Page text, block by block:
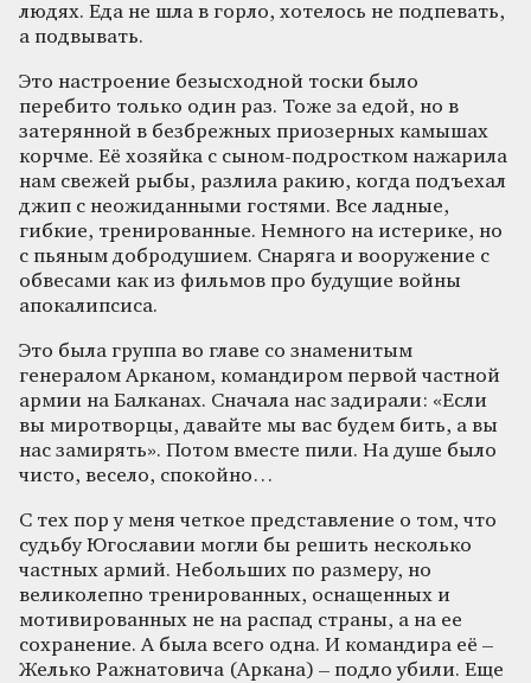
людях. Еда не шла в горло, хотелось не подпевать,
а подвывать.
Это настроение безысходной тоски было
перебито только один раз. Тоже за едой, но в
затерянной в безбрежных приозерных камышах
корчме. Её хозяйка с сыном-подростком нажарила
нам свежей рыбы, разлила ракию, когда подъехал
джип с неожиданными гостями. Все ладные,
гибкие, тренированные. Немного на истерике, но
с пьяным добродушием. Снаряга и вооружение с
обвесами как из фильмов про будущие войны
апокалипсиса.
Это была группа во главе со знаменитым
генералом Арканом, командиром первой частной
армии на Балканах. Сначала нас задирали: «Если
вы миротворцы, давайте мы вас будем бить, а вы
нас замирять». Потом вместе пили. На душе было
чисто, весело, спокойно…
С тех пор у меня четкое представление о том, что
судьбу Югославии могли бы решить несколько
частных армий. Небольших по размеру, но
великолепно тренированных, оснащенных и
мотивированных не на распад страны, а на ее
сохранение. А была всего одна. И командира её –
Желько Ражнатовича (Аркана) – подло убили. Еще